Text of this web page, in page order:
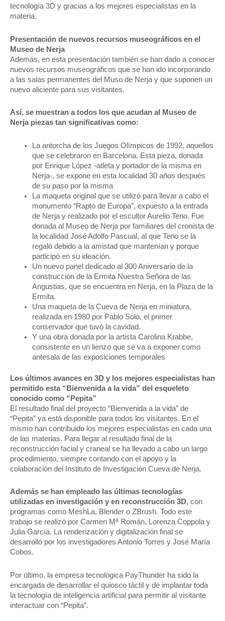
tecnología 3D y gracias a los mejores especialistas en la
materia.
Presentación de nuevos recursos museográficos en el
Museo de Nerja
Además, en esta presentación también se han dado a conocer
nuevos recursos museográficos que se han ido incorporando
a las salas permanentes del Muso de Nerja y que suponen un
nuevo aliciente para sus visitantes.
Así, se muestran a todos los que acudan al Museo de
Nerja piezas tan significativas como:
La antorcha de los Juegos Olímpicos de 1992, aquellos
que se celebraron en Barcelona. Esta pieza, donada
por Enrique López -atleta y portador de la misma en
Nerja-, se expone en esta localidad 30 años después
de su paso por la misma
La maqueta original que se utilizó para llevar a cabo el
monumento “Rapto de Europa”, expuesto a la entrada
de Nerja y realizado por el escultor Aurelio Teno. Fue
donada al Museo de Nerja por familiares del cronista de
la localidad José Adolfo Pascual, al que Teno se la
regaló debido a la amistad que mantenían y porque
participó en su ideación.
Un nuevo panel dedicado al 300 Aniversario de la
construcción de la Ermita Nuestra Señora de las
Angustias, que se encuentra en Nerja, en la Plaza de la
Ermita.
Una maqueta de la Cueva de Nerja en miniatura,
realizada en 1980 por Pablo Solo, el primer
conservador que tuvo la cavidad.
Y una obra donada por la artista Carolina Krabbe,
consistente en un lienzo que se va a exponer como
antesala de las exposiciones temporales
Los últimos avances en 3D y los mejores especialistas han
permitido esta “Bienvenida a la vida” del esqueleto
conocido como “Pepita”
El resultado final del proyecto “Bienvenida a la vida” de
“Pepita” ya está disponible para todos los visitantes. En el
mismo han contribuido los mejores especialistas en cada una
de las materias. Para llegar al resultado final de la
reconstrucción facial y craneal se ha llevado a cabo un largo
procedimiento, siempre contando con el apoyo y la
colaboración del Instituto de Investigación Cueva de Nerja.
Además se han empleado las últimas tecnologías
utilizadas en investigación y en reconstrucción 3D, con
programas como MeshLa, Blender o ZBrush. Todo este
trabajo se realizó por Carmen Mª Román, Lorenza Coppola y
Julia García. La renderización y digitalización final se
desarrolló por los investigadores Antonio Torres y José María
Cobos.
Por último, la empresa tecnológica PayThunder ha sido la
encargada de desarrollar el quiosco táctil y de implantar toda
la tecnología de inteligencia artificial para permitir al visitante
interactuar con “Pepita”.